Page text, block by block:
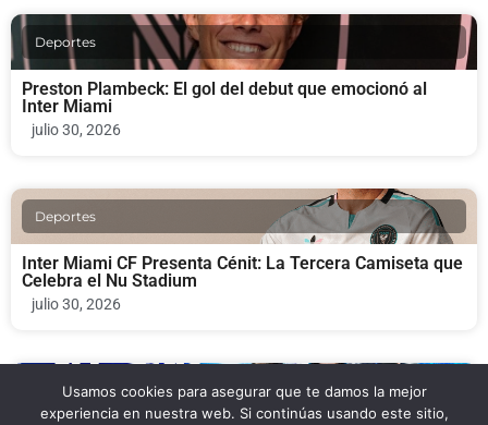
Deportes
Preston Plambeck: El gol del debut que emocionó al
Inter Miami
julio 30, 2026
Deportes
Inter Miami CF Presenta Cénit: La Tercera Camiseta que
Celebra el Nu Stadium
julio 30, 2026
Deportes
Usamos cookies para asegurar que te damos la mejor
experiencia en nuestra web. Si continúas usando este sitio,